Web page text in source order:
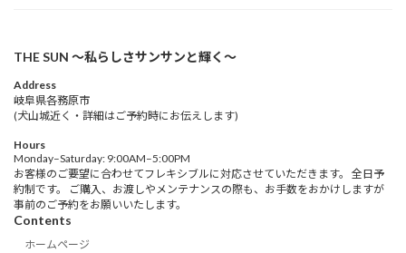
THE SUN 〜私らしさサンサンと輝く〜
Address
岐阜県各務原市
(犬山城近く・詳細はご予約時にお伝えします)
Hours
Monday–Saturday: 9:00AM–5:00PM
お客様のご要望に合わせてフレキシブルに対応させていただきます。 全日予
約制です。 ご購入、お渡しやメンテナンスの際も、お手数をおかけしますが
事前のご予約をお願いいたします。
Contents
ホームページ